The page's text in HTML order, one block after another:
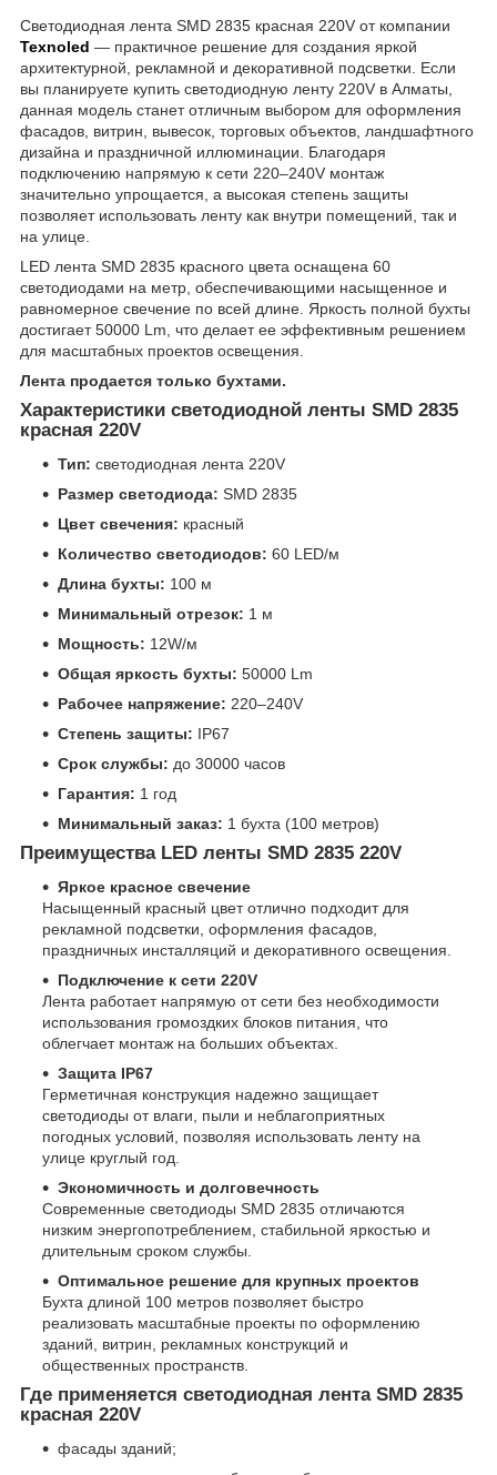
Светодиодная лента SMD 2835 красная 220V от компании
Texnoled — практичное решение для создания яркой
архитектурной, рекламной и декоративной подсветки. Если
вы планируете купить светодиодную ленту 220V в Алматы,
данная модель станет отличным выбором для оформления
фасадов, витрин, вывесок, торговых объектов, ландшафтного
дизайна и праздничной иллюминации. Благодаря
подключению напрямую к сети 220–240V монтаж
значительно упрощается, а высокая степень защиты
позволяет использовать ленту как внутри помещений, так и
на улице.
LED лента SMD 2835 красного цвета оснащена 60
светодиодами на метр, обеспечивающими насыщенное и
равномерное свечение по всей длине. Яркость полной бухты
достигает 50000 Lm, что делает ее эффективным решением
для масштабных проектов освещения.
Лента продается только бухтами.
Характеристики светодиодной ленты SMD 2835
красная 220V
Тип: светодиодная лента 220V
Размер светодиода: SMD 2835
Цвет свечения: красный
Количество светодиодов: 60 LED/м
Длина бухты: 100 м
Минимальный отрезок: 1 м
Мощность: 12W/м
Общая яркость бухты: 50000 Lm
Рабочее напряжение: 220–240V
Степень защиты: IP67
Срок службы: до 30000 часов
Гарантия: 1 год
Минимальный заказ: 1 бухта (100 метров)
Преимущества LED ленты SMD 2835 220V
Яркое красное свечение
Насыщенный красный цвет отлично подходит для
рекламной подсветки, оформления фасадов,
праздничных инсталляций и декоративного освещения.
Подключение к сети 220V
Лента работает напрямую от сети без необходимости
использования громоздких блоков питания, что
облегчает монтаж на больших объектах.
Защита IP67
Герметичная конструкция надежно защищает
светодиоды от влаги, пыли и неблагоприятных
погодных условий, позволяя использовать ленту на
улице круглый год.
Экономичность и долговечность
Современные светодиоды SMD 2835 отличаются
низким энергопотреблением, стабильной яркостью и
длительным сроком службы.
Оптимальное решение для крупных проектов
Бухта длиной 100 метров позволяет быстро
реализовать масштабные проекты по оформлению
зданий, витрин, рекламных конструкций и
общественных пространств.
Где применяется светодиодная лента SMD 2835
красная 220V
фасады зданий;